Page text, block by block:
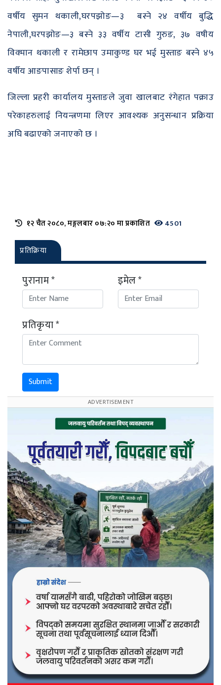
वर्षीय सुमन थकाली,घरपझोङ—३ बस्ने २४ वर्षीय बुद्धि
नेपाली,घरपझोङ—३ बस्ने ३३ वर्षीय टासी गुरुङ, ३७ वषीय
विक्मान थकाली र रामेछाप उमाकुण्ड घर भई मुस्ताङ बस्ने ४५
वर्षीय आङपासाङ शेर्पा छन् ।
जिल्ला प्रहरी कार्यालय मुस्ताङले जुवा खालबाट रंगेहात पक्राउ
परेकाहरुलाई नियन्त्रणमा लिएर आवश्यक अनुसन्धान प्रक्रिया
अघि बढाएको जनाएको छ ।
१२ चैत २०८०, मङ्गलबार ०७:२० मा प्रकाशित 4501
प्रतिक्रिया
पुरानाम * इमेल *
प्रतिकृया *
Submit